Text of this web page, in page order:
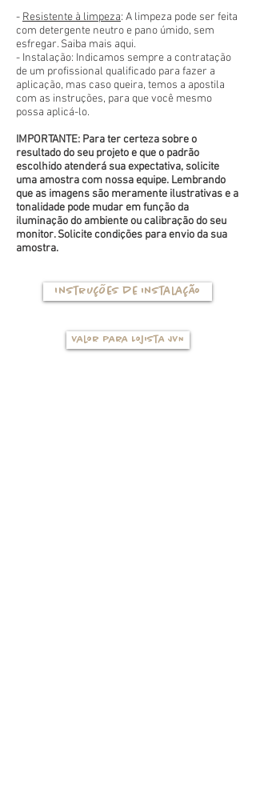
- Resistente à limpeza: A limpeza pode ser feita
com detergente neutro e pano úmido, sem
esfregar. Saiba mais aqui.
- Instalação: Indicamos sempre a contratação
de um profissional qualificado para fazer a
aplicação, mas caso queira, temos a apostila
com as instruções, para que você mesmo
possa aplicá-lo.
IMPORTANTE: Para ter certeza sobre o
resultado do seu projeto e que o padrão
escolhido atenderá sua expectativa, solicite
uma amostra com nossa equipe. Lembrando
que as imagens são meramente ilustrativas e a
tonalidade pode mudar em função da
iluminação do ambiente ou calibração do seu
monitor. Solicite condições para envio da sua
amostra.
Instruções de instalação
Valor para Lojista JVN